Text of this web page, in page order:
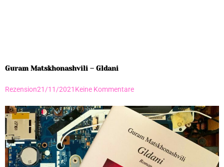
Guram Matskhonashvili – Gldani
Rezension21/11/2021 Keine Kommentare